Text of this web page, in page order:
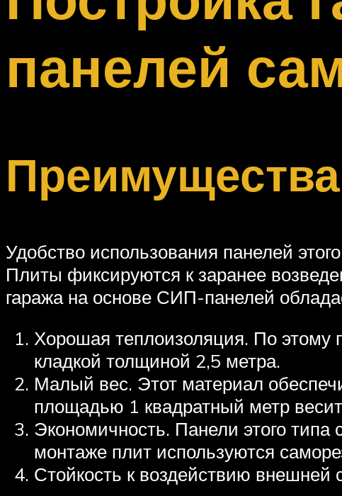
панелей
Удобство использования панелей
Плиты фиксируются к заранее
гаража на основе СИП-панелей
Хорошая теплоизоляция. По этому
кладкой толщиной 2,5 метра.
Малый вес. Этот материал
площадью 1 квадратный метр
Экономичность. Панели этого типа
монтаже плит используются
Стойкость к воздействию внешней